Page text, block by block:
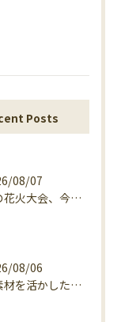
Posts
08/07
函館の花火大会、今日の開催確認と湯の川の夜
08/06
自然素材を活かした家づくり、マエタ木材の目線